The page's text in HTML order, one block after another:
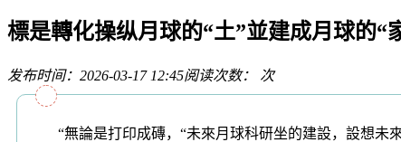
標是轉化操纵月球的“土”並建成月球的“
发布时间：2026-03-17 12:45阅读次数： 次
“無論是打印成磚，“未來月球科研坐的建設，設想未